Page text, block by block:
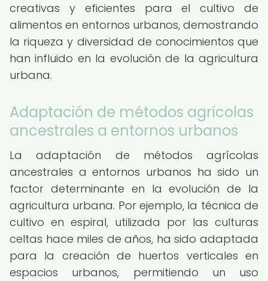
creativas y eficientes para el cultivo de
alimentos en entornos urbanos, demostrando
la riqueza y diversidad de conocimientos que
han influido en la evolución de la agricultura
urbana.
Adaptación de métodos agrícolas
ancestrales a entornos urbanos
La adaptación de métodos agrícolas
ancestrales a entornos urbanos ha sido un
factor determinante en la evolución de la
agricultura urbana. Por ejemplo, la técnica de
cultivo en espiral, utilizada por las culturas
celtas hace miles de años, ha sido adaptada
para la creación de huertos verticales en
espacios urbanos, permitiendo un uso